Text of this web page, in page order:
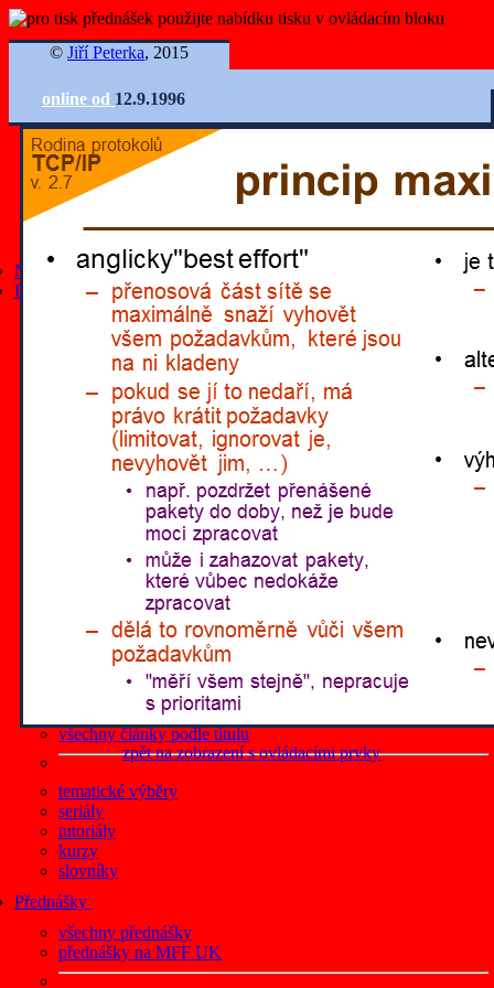
© Jiří Peterka, 2015
online od 12.9.1996
Nejnovější články
Další články
všechny články
články z roku 2025
články z roku 2024
články z roku 2023
články z roku 2022
články z roku 2021
články z roku 2020
články z roku 2019
články z roku 2018
články z roku 2017
články z roku 2016
články z roku 2015
články z roku 2014
články z roku 2013
články z roku 2012
všechny články podle data
články na Lupa.cz
všechny články podle titulu
tematické výběry
seriály
tutoriály
kurzy
slovníky
Přednášky
všechny přednášky
přednášky na MFF UK
zpět na zobrazení s ovládacími prvky